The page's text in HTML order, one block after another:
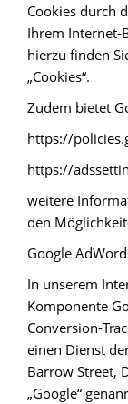
Cookies durch
Ihrem Internet-
hierzu finden
„Cookies“.
Zudem bietet
https://
https://
weitere
den
Google
In unserem
Komponente
Conversion-
einen Dienst
Barrow Street,
„Google“